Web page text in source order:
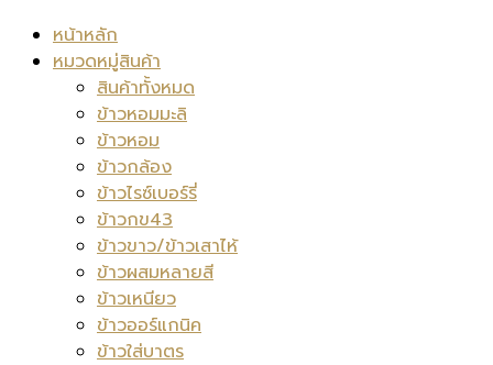
หน้าหลัก
หมวดหมู่สินค้า
สินค้าทั้งหมด
ข้าวหอมมะลิ
ข้าวหอม
ข้าวกล้อง
ข้าวไรซ์เบอร์รี่
ข้าวกข43
ข้าวขาว/ข้าวเสาไห้
ข้าวผสมหลายสี
ข้าวเหนียว
ข้าวออร์แกนิค
ข้าวใส่บาตร